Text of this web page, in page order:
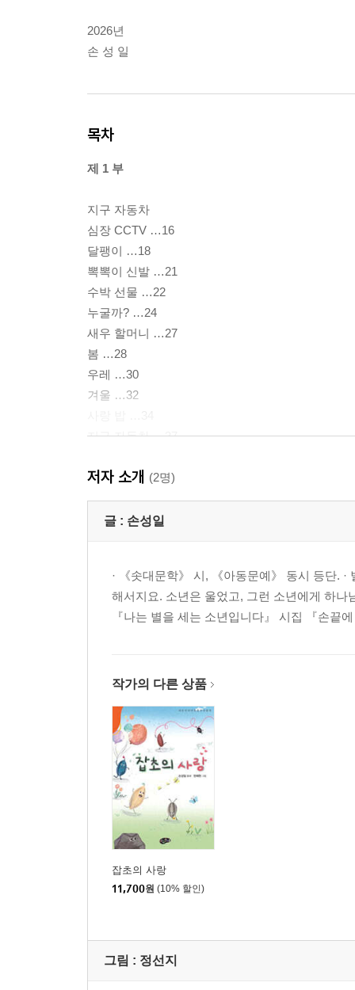
2026년
손 성 일
목차
제 1 부
지구 자동차
심장 CCTV …16
달팽이 …18
뽁뽁이 신발 …21
수박 선물 …22
누굴까? …24
새우 할머니 …27
봄 …28
우레 …30
겨울 …32
지구 자동차 …37
제 2 부
나무의 사랑
아침이슬 …45
이제 외롭지 않아요 …46
얼음땡 2 …48
흙집 …54
늦은 밤 …56
김밥 한 줄 …59
얼굴 …60
제 3 부
혹시! …64
우산 꽃밭 …67
눈 …68
개똥 …76
저자 소개 (2명)
글 : 손성일
· 《솟대문학》 시, 《아동문예》 동시 등단.
해서지요. 소년은 울었고, 그런 소년에게 하나
『나는 별을 세는 소년입니다』 시집 『손끝
작가의 다른 상품
잡초의 사랑
11,700원 (10% 할인)
그림 : 정선지